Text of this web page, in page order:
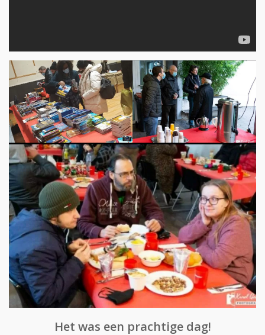
Het was een prachtige dag!